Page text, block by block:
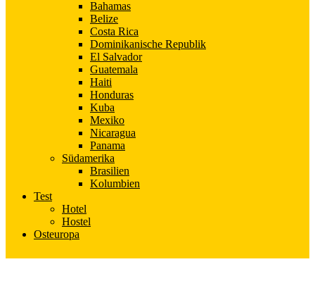
Bahamas
Belize
Costa Rica
Dominikanische Republik
El Salvador
Guatemala
Haiti
Honduras
Kuba
Mexiko
Nicaragua
Panama
Südamerika
Brasilien
Kolumbien
Test
Hotel
Hostel
Osteuropa